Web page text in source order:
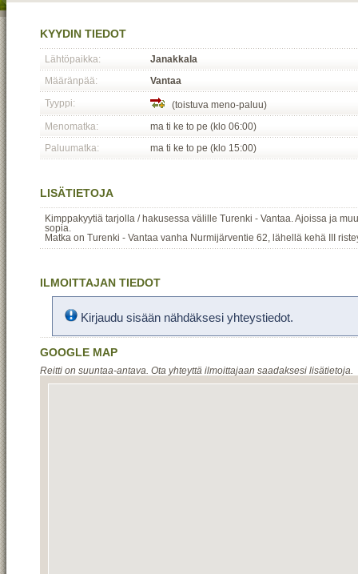
KYYDIN TIEDOT
Lähtöpaikka:
Janakkala
Määränpää:
Vantaa
Tyyppi:
(toistuva meno-paluu)
Menomatka:
ma ti ke to pe (klo 06:00)
Paluumatka:
ma ti ke to pe (klo 15:00)
LISÄTIETOJA
Kimppakyytiä tarjolla / hakusessa välille Turenki - Vantaa. Ajoissa ja
sopia.
Matka on Turenki - Vantaa vanha Nurmijärventie 62, lähellä kehä III
ILMOITTAJAN TIEDOT
Kirjaudu sisään nähdäksesi yhteystiedot.
GOOGLE MAP
Reitti on suuntaa-antava. Ota yhteyttä ilmoittajaan saadaksesi lisätietoja.